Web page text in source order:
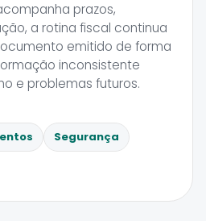
prazos,
a rotina fiscal continua
emitido de forma
inconsistente
e problemas futuros.
Segurança